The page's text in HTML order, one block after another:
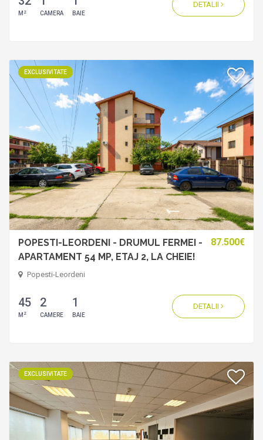
M 2 CAMERA BAIE
DETALII
EXCLUSIVITATE
POPESTI-LEORDENI - DRUMUL FERMEI -
APARTAMENT 54 MP, ETAJ 2, LA CHEIE!
87.500€
Popesti-Leordeni
45
M 2
2
CAMERE
1
BAIE
DETALII
EXCLUSIVITATE